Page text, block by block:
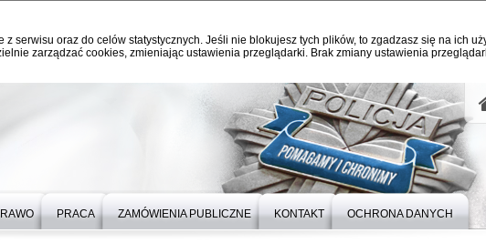
serwisu oraz do celów statystycznych. Jeśli nie blokujesz tych plików, to zgadzasz się na ich
zarządzać cookies, zmieniając ustawienia przeglądarki. Brak zmiany ustawienia
PRACA ZAMÓWIENIA PUBLICZNE KONTAKT OCHRONA DANYCH